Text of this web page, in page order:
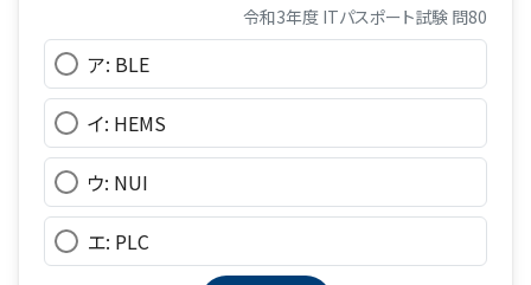
令和3年度 ITパスポート試験 問80
ア: BLE
イ: HEMS
ウ: NUI
エ: PLC